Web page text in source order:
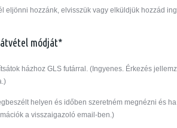
eljönni hozzánk, elvisszük vagy elküldjük hozzád
módját*
házhoz GLS futárral. (Ingyenes. Érkezés
helyen és időben szeretném megnézni és
a visszaigazoló email-ben.)